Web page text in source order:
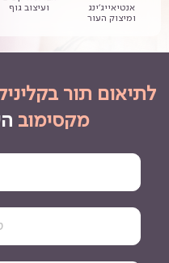
אנטיאייג’ינג
ומיצוק העור
ועיצוב גוף
לתיאום תור
מקסימוב